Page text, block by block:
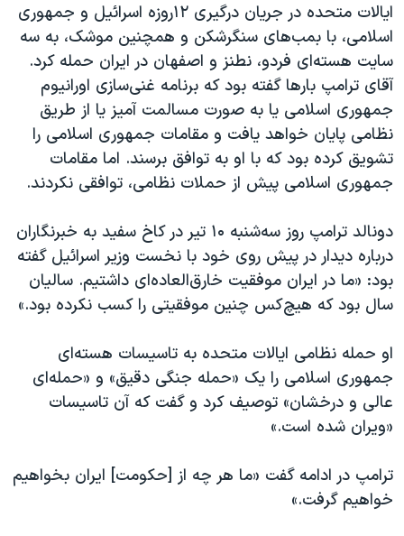
ایالات متحده در جریان درگیری‌ ۱۲روزه اسرائيل و جمهوری
اسلامی، با بمب‌های سنگرشکن و همچنین موشک، به سه
سایت هسته‌ای فردو، نطنز و اصفهان در ایران حمله کرد.
آقای ترامپ بارها گفته بود که برنامه غنی‌سازی اورانیوم
جمهوری اسلامی یا به صورت مسالمت آمیز یا از طریق
نظامی پایان خواهد یافت و مقامات جمهوری اسلامی را
تشویق کرده بود که با او به توافق برسند. اما مقامات
جمهوری اسلامی پیش از حملات نظامی، توافقی نکردند.
دونالد ترامپ روز سه‌شنبه ۱۰ تیر در کاخ سفید به خبرنگاران
درباره دیدار در پیش روی خود با نخست وزیر اسرائيل گفته
بود: «ما در ایران موفقیت خارق‌العاده‌ای داشتیم. سالیان
سال بود که هیچ‌کس چنین موفقیتی را کسب نکرده بود.»
او حمله نظامی ایالات متحده به تاسیسات هسته‌ای
جمهوری اسلامی را یک «حمله جنگی دقیق» و «حمله‌ای
عالی و درخشان» توصیف کرد و گفت که آن تاسیسات
«ویران شده است.»
ترامپ در ادامه گفت «ما هر چه از [حکومت] ایران بخواهیم
خواهیم گرفت.»